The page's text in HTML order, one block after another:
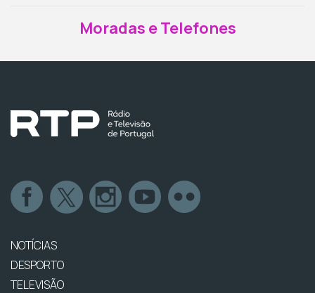
Moradas e Telefones
NOTÍCIAS
DESPORTO
TELEVISÃO